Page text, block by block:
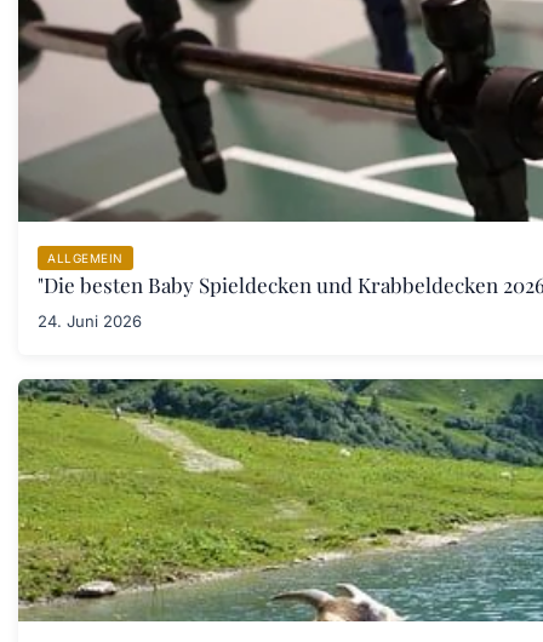
ALLGEMEIN
"Die besten Baby Spieldecken und Krabbeldecken
24. Juni 2026